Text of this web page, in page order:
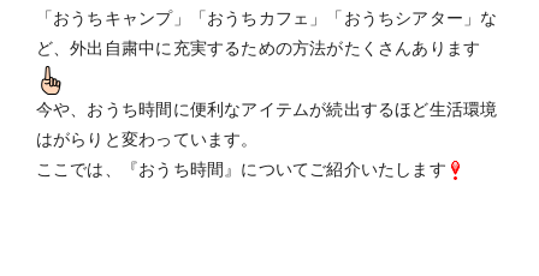
「おうちキャンプ」「おうちカフェ」「おうちシアター」な
ど、外出自粛中に充実するための方法がたくさんあります
今や、おうち時間に便利なアイテムが続出するほど生活環境
はがらりと変わっています。
ここでは、『おうち時間』についてご紹介いたします